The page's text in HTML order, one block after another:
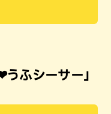
ふシーサー」